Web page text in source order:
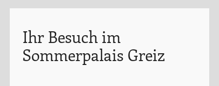
Ihr Besuch im
Sommerpalais Greiz